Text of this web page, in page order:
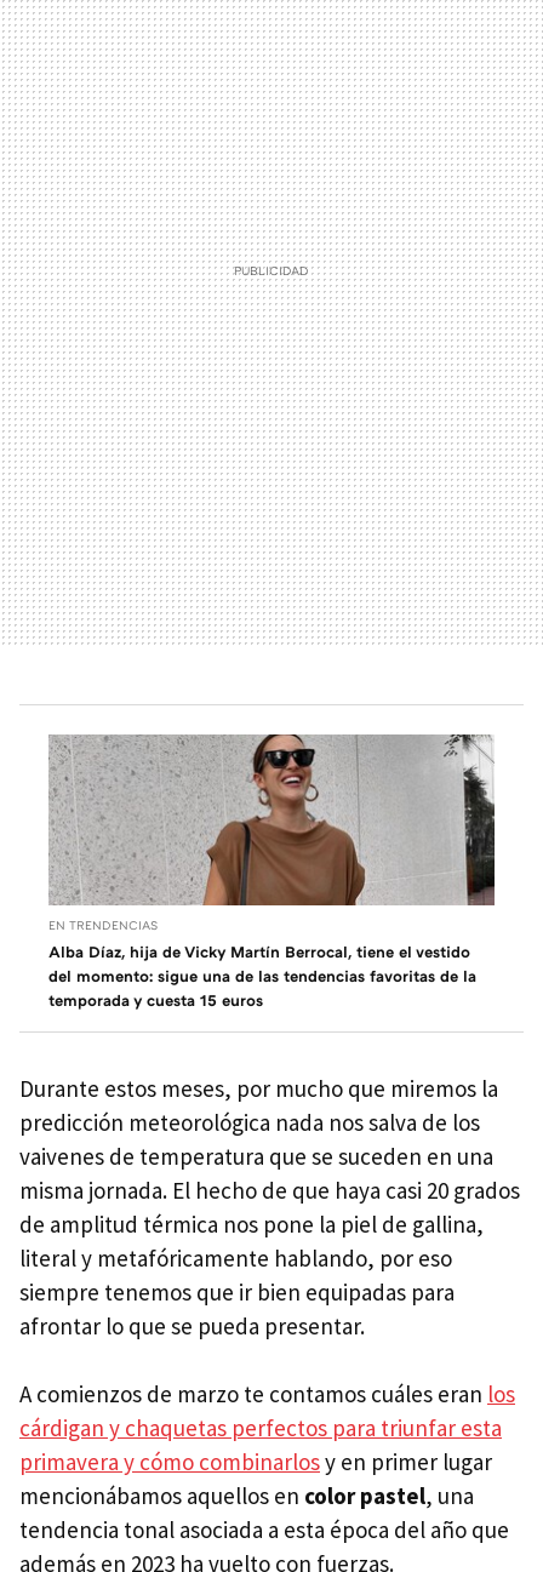
EN TRENDENCIAS
Alba Díaz, hija de Vicky Martín Berrocal, tiene el vestido
del momento: sigue una de las tendencias favoritas de la
temporada y cuesta 15 euros
Durante estos meses, por mucho que miremos la
predicción meteorológica nada nos salva de los
vaivenes de temperatura que se suceden en una
misma jornada. El hecho de que haya casi 20 grados
de amplitud térmica nos pone la piel de gallina,
literal y metafóricamente hablando, por eso
siempre tenemos que ir bien equipadas para
afrontar lo que se pueda presentar.
A comienzos de marzo te contamos cuáles eran los
cárdigan y chaquetas perfectos para triunfar esta
primavera y cómo combinarlosy en primer lugar
mencionábamos aquellos en color pastel, una
tendencia tonal asociada a esta época del año que
además en 2023 ha vuelto con fuerzas.